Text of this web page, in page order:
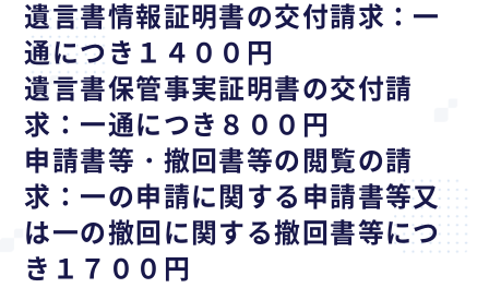
遺言書情報証明書の交付請求：一
通につき１４００円
遺言書保管事実証明書の交付請
求：一通につき８００円
申請書等・撤回書等の閲覧の請
求：一の申請に関する申請書等又
は一の撤回に関する撤回書等につ
き１７００円